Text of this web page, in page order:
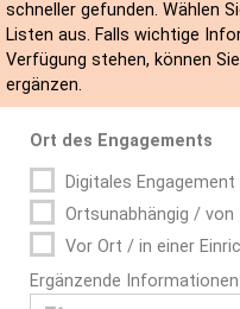
schneller gefunden. Wählen
Listen aus. Falls wichtige
Verfügung stehen, können
ergänzen.
Ort des Engagements
Digitales Engagement
Ortsunabhängig / von
Vor Ort / in einer
Ergänzende Informationen